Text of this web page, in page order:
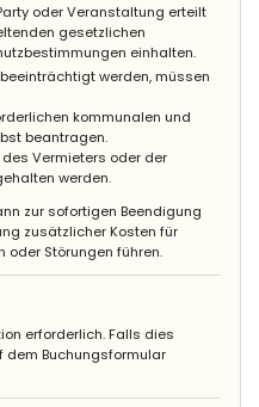
oder Veranstaltung erteilt
gesetzlichen
einhalten.
werden, müssen
kommunalen und
beantragen.
Vermieters oder der
werden.
zur sofortigen Beendigung
zusätzlicher Kosten für
oder Störungen führen.
erforderlich. Falls dies
dem Buchungsformular